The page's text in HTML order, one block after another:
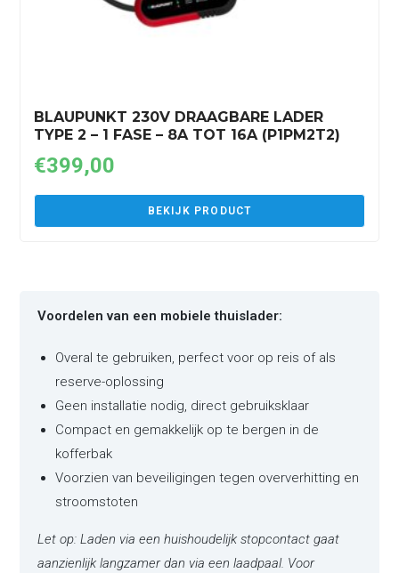
BLAUPUNKT 230V DRAAGBARE LADER
TYPE 2 – 1 FASE – 8A TOT 16A (P1PM2T2)
€399,00
BEKIJK PRODUCT
Voordelen van een mobiele thuislader:
Overal te gebruiken, perfect voor op reis of als
reserve-oplossing
Geen installatie nodig, direct gebruiksklaar
Compact en gemakkelijk op te bergen in de
kofferbak
Voorzien van beveiligingen tegen oververhitting en
stroomstoten
Let op: Laden via een huishoudelijk stopcontact gaat
aanzienlijk langzamer dan via een laadpaal. Voor